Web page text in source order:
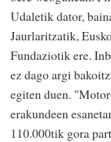
Udaletik dator,
Jaurlaritzatik,
Fundaziotik ere.
ez dago argi
egiten duen.
erakundeen
110.000tik gora